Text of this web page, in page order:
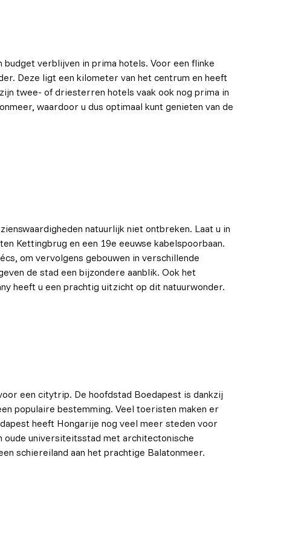
verblijven in prima hotels. Voor een flinke
Deze ligt een kilometer van het centrum en heeft
twee- of driesterren hotels vaak ook nog prima in
waardoor u dus optimaal kunt genieten van de
natuurlijk niet ontbreken. Laat u in
Kettingbrug en een 19e eeuwse kabelspoorbaan.
om vervolgens gebouwen in verschillende
de stad een bijzondere aanblik. Ook het
heeft u een prachtig uitzicht op dit natuurwonder.
een citytrip. De hoofdstad Boedapest is dankzij
populaire bestemming. Veel toeristen maken er
heeft Hongarije nog veel meer steden voor
universiteitsstad met architectonische
schiereiland aan het prachtige Balatonmeer.